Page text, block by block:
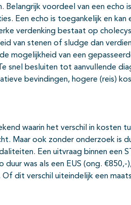
Belangrijk voordeel van een echo
Een echo is toegankelijk en kan
verdenking bestaat op
van stenen of sludge dan
mogelijkheid van een
snel besluiten tot aanvullende
bevindingen, hogere (reis)
waarin het verschil in kosten
Maar ook zonder onderzoek is
Een uitvraag binnen een
was als een EUS (ong. €850,-
dit verschil uiteindelijk een